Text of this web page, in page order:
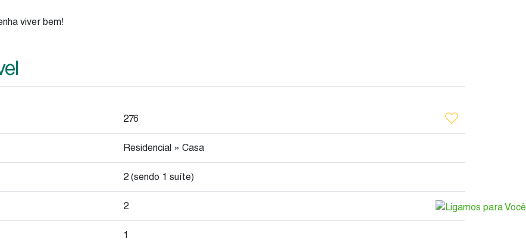
viver bem!
276
Residencial » Casa
2 (sendo 1 suíte)
2
1